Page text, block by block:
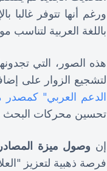
ورغم أنها تتوفر
باللغة العربية
هذه الصور، التي
لتشجيع الزوار على
الدعم العربي"
تحسين محركات البحث
إن وصول ميزة
فرصة ذهبية لتعزيز